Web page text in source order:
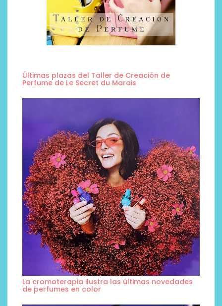
Últimas plazas del Taller de Creación de
Perfume de Le Secret du Marais
La cromoterapia ilustra las últimas novedades
de perfumes en color